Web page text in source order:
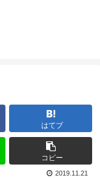
はてブ
コピー
2019.11.21